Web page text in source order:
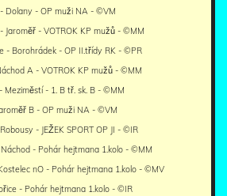
Dolany - OP muži NA - ©VM
Jaroměř - VOTROK KP mužů - ©MM
- Borohrádek - OP II.třídy RK - ©PR
A - VOTROK KP mužů - ©MM
Meziměstí - 1. B tř. sk. B - ©MM
B - OP muži NA - ©VM
- JEŽEK SPORT OP JI - ©IR
- Pohár hejtmana 1.kolo - ©MM
nO - Pohár hejtmana 1.kolo - ©MV
- Pohár hejtmana 1.kolo - ©IR